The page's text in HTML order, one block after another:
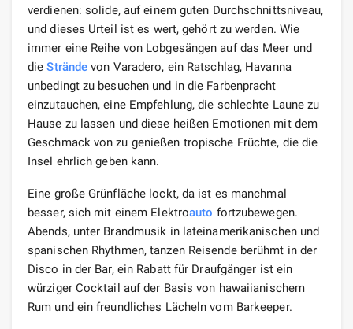
verdienen: solide, auf einem guten Durchschnittsniveau,
und dieses Urteil ist es wert, gehört zu werden. Wie
immer eine Reihe von Lobgesängen auf das Meer und
dieStrände von Varadero, ein Ratschlag, Havanna
unbedingt zu besuchen und in die Farbenpracht
einzutauchen, eine Empfehlung, die schlechte Laune zu
Hause zu lassen und diese heißen Emotionen mit dem
Geschmack von zu genießen tropische Früchte, die die
Insel ehrlich geben kann.
Eine große Grünfläche lockt, da ist es manchmal
besser, sich mit einem Elektroauto fortzubewegen.
Abends, unter Brandmusik in lateinamerikanischen und
spanischen Rhythmen, tanzen Reisende berühmt in der
Disco in der Bar, ein Rabatt für Draufgänger ist ein
würziger Cocktail auf der Basis von hawaiianischem
Rum und ein freundliches Lächeln vom Barkeeper.